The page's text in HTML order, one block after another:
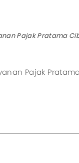
Pajak Pratama
Pajak